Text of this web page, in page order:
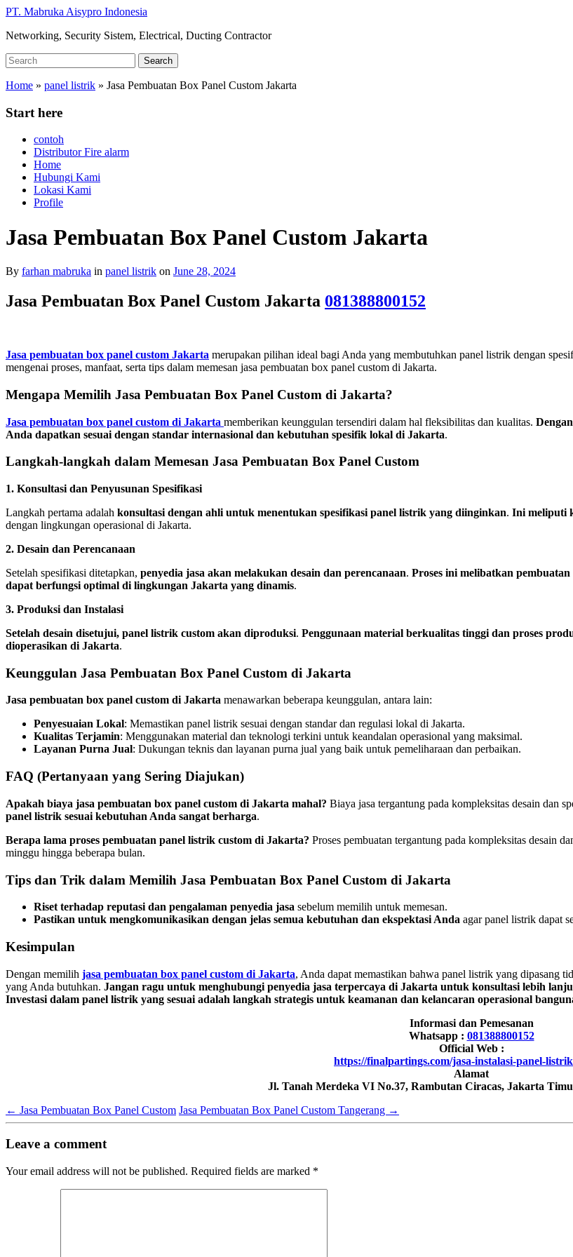
Skip
main
PT. Mabruka Aisypro Indonesia
Networking, Security Sistem, Electrical, Ducting Contractor
Search
for:
Search
Home » panel listrik » Jasa Pembuatan Box Panel Custom Jakarta
Start here
contoh
Distributor Fire alarm
Home
Hubungi Kami
Lokasi Kami
Profile
Jasa Pembuatan Box Panel Custom Jakarta
By farhan mabruka in panel listrik on June 28, 2024
Jasa Pembuatan Box Panel Custom Jakarta 081388800152
Jasa pembuatan box panel custom Jakarta merupakan pilihan ideal bagi Anda yang membutuhkan panel listrik dengan
mengenai proses, manfaat, serta tips dalam memesan jasa pembuatan box panel custom di Jakarta.
Mengapa Memilih Jasa Pembuatan Box Panel Custom di Jakarta?
Jasa pembuatan box panel custom di Jakarta memberikan keunggulan tersendiri dalam hal fleksibilitas dan kualitas.
Anda dapatkan sesuai dengan standar internasional dan kebutuhan spesifik lokal di Jakarta.
Langkah-langkah dalam Memesan Jasa Pembuatan Box Panel Custom
1. Konsultasi dan Penyusunan Spesifikasi
Langkah pertama adalah konsultasi dengan ahli untuk menentukan spesifikasi panel listrik yang diinginkan. Ini meliputi
dengan lingkungan operasional di Jakarta.
2. Desain dan Perencanaan
Setelah spesifikasi ditetapkan, penyedia jasa akan melakukan desain dan perencanaan. Proses ini melibatkan
dapat berfungsi optimal di lingkungan Jakarta yang dinamis.
3. Produksi dan Instalasi
Setelah desain disetujui, panel listrik custom akan diproduksi. Penggunaan material berkualitas tinggi dan proses
dioperasikan di Jakarta.
Keunggulan Jasa Pembuatan Box Panel Custom di Jakarta
Jasa pembuatan box panel custom di Jakarta menawarkan beberapa keunggulan, antara lain:
Penyesuaian Lokal: Memastikan panel listrik sesuai dengan standar dan regulasi lokal di Jakarta.
Kualitas Terjamin: Menggunakan material dan teknologi terkini untuk keandalan operasional yang maksimal.
Layanan Purna Jual: Dukungan teknis dan layanan purna jual yang baik untuk pemeliharaan dan perbaikan.
FAQ (Pertanyaan yang Sering Diajukan)
Apakah biaya jasa pembuatan box panel custom di Jakarta mahal? Biaya jasa tergantung pada kompleksitas desain dan
panel listrik sesuai kebutuhan Anda sangat berharga.
Berapa lama proses pembuatan panel listrik custom di Jakarta? Proses pembuatan tergantung pada kompleksitas desain
minggu hingga beberapa bulan.
Tips dan Trik dalam Memilih Jasa Pembuatan Box Panel Custom di Jakarta
Riset terhadap reputasi dan pengalaman penyedia jasa sebelum memilih untuk memesan.
Pastikan untuk mengkomunikasikan dengan jelas semua kebutuhan dan ekspektasi Anda agar panel listrik dapat
Kesimpulan
Dengan memilih jasa pembuatan box panel custom di Jakarta, Anda dapat memastikan bahwa panel listrik yang dipasang
yang Anda butuhkan. Jangan ragu untuk menghubungi penyedia jasa terpercaya di Jakarta untuk konsultasi lebih
Investasi dalam panel listrik yang sesuai adalah langkah strategis untuk keamanan dan kelancaran operasional
Informasi dan Pemesanan
Whatsapp : 081388800152
Official Web :
https://finalpartings.com/jasa-instalasi-panel-
Alamat
Jl. Tanah Merdeka VI No.37, Rambutan Ciracas, Jakarta
← Jasa Pembuatan Box Panel Custom Jasa Pembuatan Box Panel Custom Tangerang →
Leave a comment
Your email address will not be published. Required fields are marked *